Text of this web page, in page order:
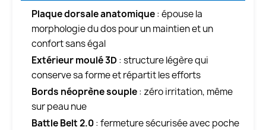
Plaque dorsale anatomique: épouse la
morphologie du dos pour un maintien et un
confort sans égal
Extérieur moulé 3D: structure légère qui
conserve sa forme et répartit les efforts
Bords néoprène souple: zéro irritation, même
sur peau nue
Battle Belt 2.0: fermeture sécurisée avec poche